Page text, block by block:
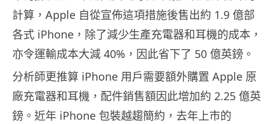
計算，Apple 自從宣佈這項措施後售出約 1.9 億部
各式 iPhone，除了減少生產充電器和耳機的成本，
亦令運輸成本大減 40%，因此省下了 50 億英鎊。
分析師更推算 iPhone 用戶需要額外購置 Apple 原
廠充電器和耳機，配件銷售額因此增加約 2.25 億英
鎊。近年 iPhone 包裝越趨簡約，去年上市的